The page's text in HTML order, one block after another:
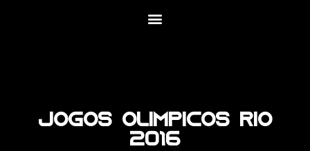
Jogos Olimpicos Rio
2016